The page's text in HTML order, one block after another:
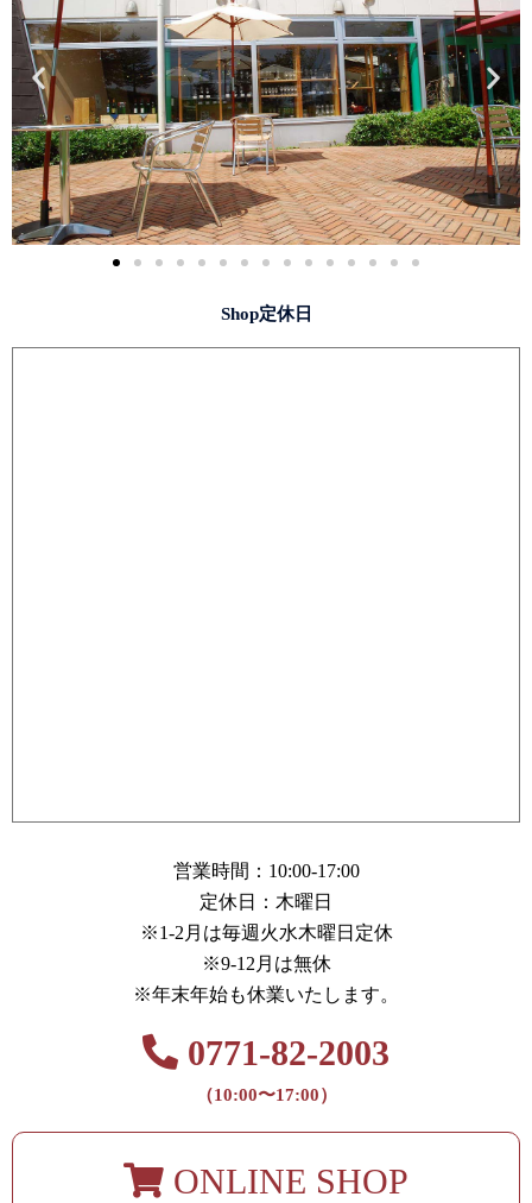
Shop定休日
営業時間：10:00-17:00
定休日：木曜日
※1-2月は毎週火水木曜日定休
※9-12月は無休
※年末年始も休業いたします。
0771-82-2003
（10:00〜17:00）
ONLINE SHOP